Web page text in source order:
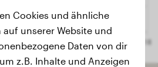
Cookies und ähnliche
unserer Website und
Daten von dir
z.B. Inhalte und Anzeigen